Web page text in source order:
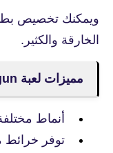
ويمكنك تخصيص
الخارقة والكثير.
مميزات لعبة Shadowgun
أنماط مختلفة للعب 1
توفر خرائط